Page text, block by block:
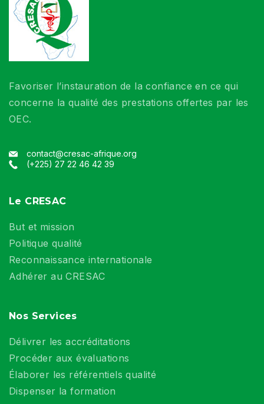
Favoriser l’instauration de la confiance en ce qui
concerne la qualité des prestations offertes par les
OEC.
contact@cresac-afrique.org
(+225) 27 22 46 42 39
Le CRESAC
But et mission
Politique qualité
Reconnaissance internationale
Adhérer au CRESAC
Nos Services
Délivrer les accréditations
Procéder aux évaluations
Élaborer les référentiels qualité
Dispenser la formation